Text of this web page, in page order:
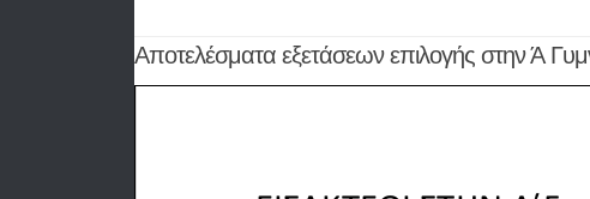
Αποτελέσματα εξετάσεων επιλογής στην Ά